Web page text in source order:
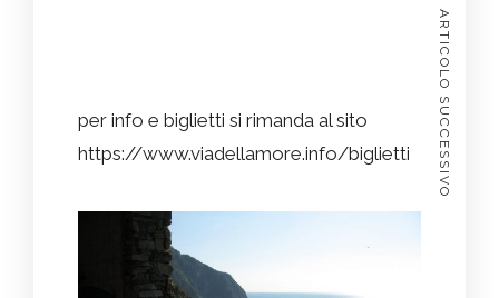
per info e biglietti si rimanda al sito
https://www.viadellamore.info/biglietti
ARTICOLO SUCCESSIVO